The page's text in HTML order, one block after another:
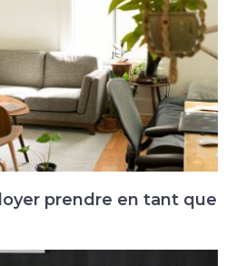
prendre en tant que